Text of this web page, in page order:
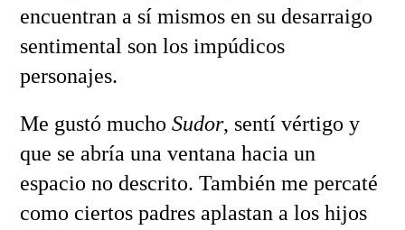
encuentran a sí mismos en su desarraigo
sentimental son los impúdicos
personajes.
Me gustó mucho Sudor, sentí vértigo y
que se abría una ventana hacia un
espacio no descrito. También me percaté
como ciertos padres aplastan a los hijos